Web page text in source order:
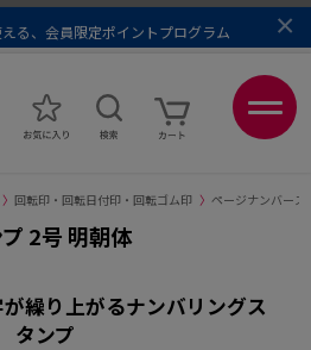
る、会員限定ポイントプログラム
便3,500円以上のお買い物で送料無料
ンプをシヤチハタがレコメンド
〉 回転印・回転日付印・回転ゴム印 〉 ページナンバース
2号 明朝体
×
繰り上がるナンバリングス
タンプ